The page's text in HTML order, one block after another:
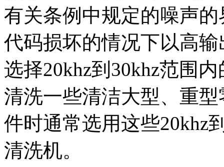
有关条例中规定的噪声
代码损坏的情况下以高
选择20khz到30khz范围
清洗一些清洁大型、重
件时通常选用这些20khz
清洗机。